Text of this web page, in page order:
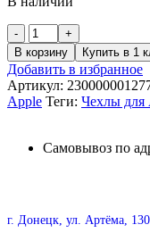
В корзину Купить в 1
Добавить в избранное
Артикул:
Apple Теги: Чехлы для
Самовывоз по
г. Донецк, ул. Артёма,